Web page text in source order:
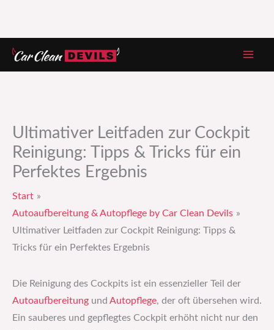
Zum
Inhalt
Ultimativer Leitfaden zur Cockpit
Reinigung: Tipps & Tricks für ein
Perfektes Ergebnis
Start
Autoaufbereitung & Autopflege by Car Clean Devils
Ultimativer Leitfaden zur Cockpit Reinigung: Tipps &
Tricks für ein Perfektes Ergebnis
Die Reinigung des Cockpits ist ein essenzieller Teil der
Autoaufbereitung und Autopflege, der oft übersehen wird.
Ein sauberes und gepflegtes Cockpit erhöht nicht nur den